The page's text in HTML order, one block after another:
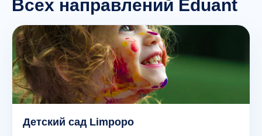
Всех направлений Eduant
Детский сад Limpopo